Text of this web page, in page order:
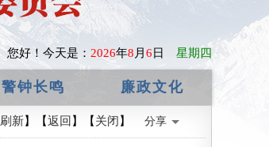
您好！ 今天是： 2026年8 月 6 日 星期四
警钟长鸣 廉政文化
刷新】【返回 】【关闭 】 分享